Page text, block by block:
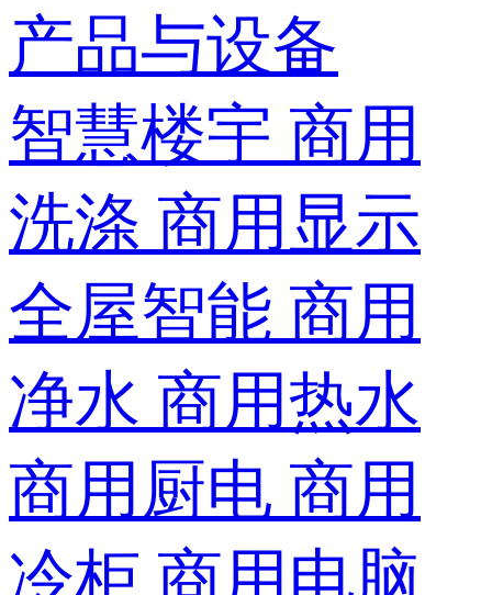
产品与设备
智慧楼宇 商用
洗涤 商用显示
全屋智能 商用
净水 商用热水
商用厨电 商用
冷柜 商用电脑